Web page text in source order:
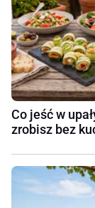
Co jeść w
zrobisz bez